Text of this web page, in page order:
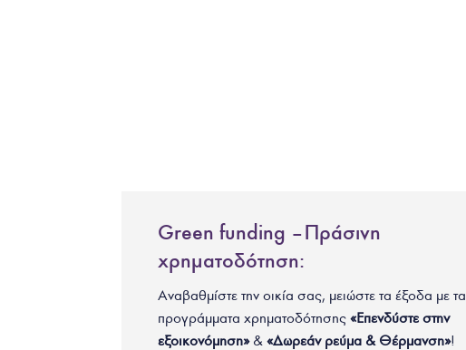
Green funding – Πράσινη
χρηματοδότηση:
Αναβαθμίστε την οικία σας, μειώστε τα έξοδα με τα
προγράμματα χρηματοδότησης«Επενδύστε στην
εξοικονόμηση»&«Δωρεάν ρεύμα & Θέρμανση»!